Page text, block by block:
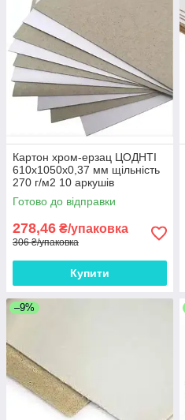
Картон хром-ерзац ЦОДНТІ
610x1050x0,37 мм щільність
270 г/м2 10 аркушів
Готово до відправки
278,46 ₴/упаковка
306 ₴/упаковка
Купити
–9%